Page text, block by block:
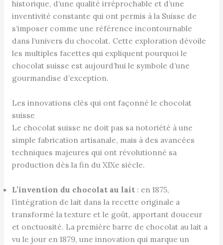
historique, d’une qualité irréprochable et d’une
inventivité constante qui ont permis à la Suisse de
s’imposer comme une référence incontournable
dans l’univers du chocolat. Cette exploration dévoile
les multiples facettes qui expliquent pourquoi le
chocolat suisse est aujourd’hui le symbole d’une
gourmandise d’exception.
Les innovations clés qui ont façonné le chocolat
suisse
Le chocolat suisse ne doit pas sa notoriété à une
simple fabrication artisanale, mais à des avancées
techniques majeures qui ont révolutionné sa
production dès la fin du XIXe siècle.
L’invention du chocolat au lait: en 1875,
l’intégration de lait dans la recette originale a
transformé la texture et le goût, apportant douceur
et onctuosité. La première barre de chocolat au lait a
vu le jour en 1879, une innovation qui marque un